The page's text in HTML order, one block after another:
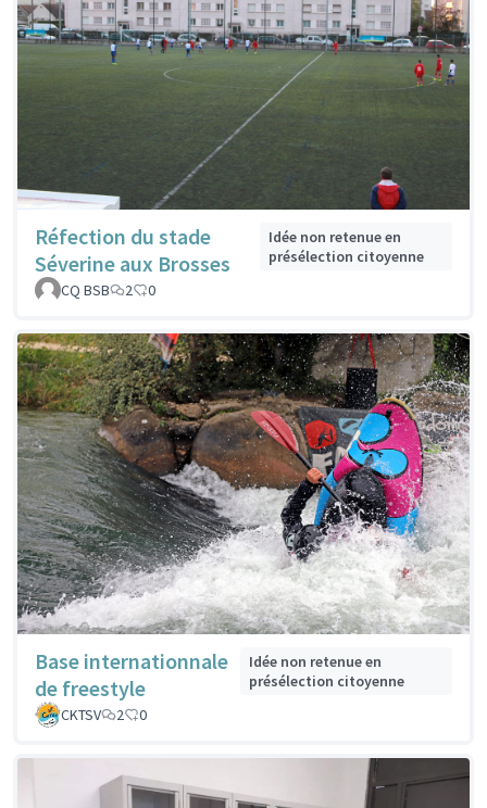
Réfection du stade
Séverine aux Brosses
Idée non retenue en
présélection citoyenne
CQ BSB
2 0
Base internationnale
de freestyle
Idée non retenue en
présélection citoyenne
CKTSV
2 0